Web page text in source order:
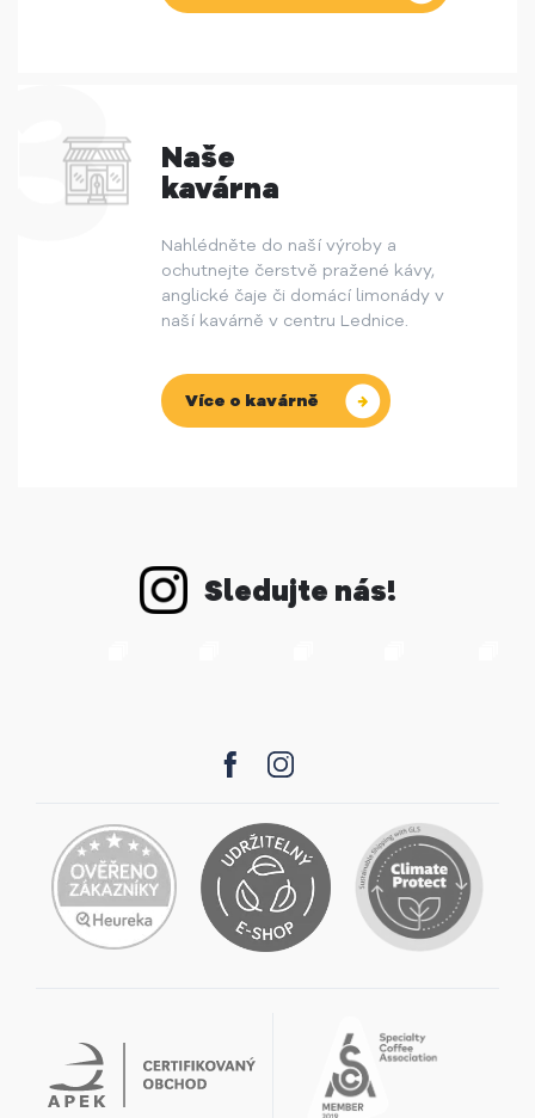
Naše
kavárna
Nahlédněte do naší výroby a
ochutnejte čerstvě pražené kávy,
anglické čaje či domácí limonády v
naší kavárně v centru Lednice.
Více o kavárně
Sledujte nás!